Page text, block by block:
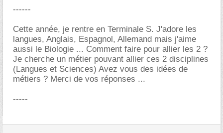
------
Cette année, je rentre en Terminale S. J'adore les
langues, Anglais, Espagnol, Allemand mais j'aime
aussi le Biologie ... Comment faire pour allier les 2 ?
Je cherche un métier pouvant allier ces 2 disciplines
(Langues et Sciences) Avez vous des idées de
métiers ? Merci de vos réponses ...
-----